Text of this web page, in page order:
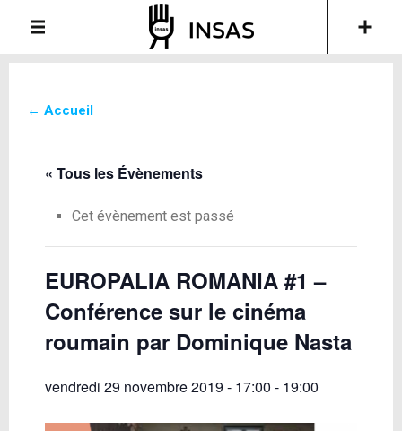
← Accueil
« Tous les Évènements
Cet évènement est passé
EUROPALIA ROMANIA #1 –
Conférence sur le cinéma
roumain par Dominique Nasta
vendredi 29 novembre 2019 - 17:00 - 19:00